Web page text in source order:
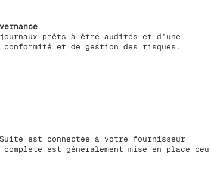
prêts à être audités et d'une
et de gestion des risques.
est connectée à votre fournisseur
est généralement mise en place peu